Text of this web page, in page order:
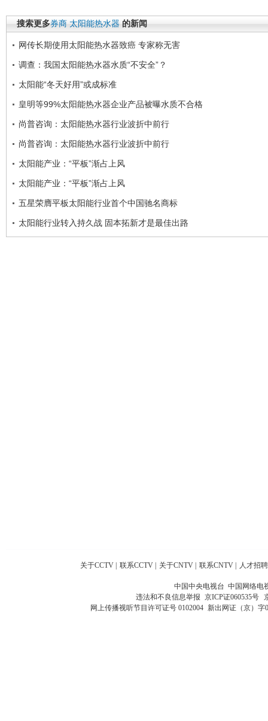
搜索更多券商 太阳能热水器 的新闻
网传长期使用太阳能热水器致癌 专家称无害
调查：我国太阳能热水器水质“不安全”？
太阳能“冬天好用”或成标准
皇明等99%太阳能热水器企业产品被曝水质不合格
尚普咨询：太阳能热水器行业波折中前行
尚普咨询：太阳能热水器行业波折中前行
太阳能产业：“平板”渐占上风
太阳能产业：“平板”渐占上风
五星荣膺平板太阳能行业首个中国驰名商标
太阳能行业转入持久战 固本拓新才是最佳出路
关于CCTV 联系CCTV 关于CNTV 联系CNTV 人才招聘
中国中央电视台 中国网络电
违法和不良信息举报 京ICP证060535号
网上传播视听节目许可证号 0102004 新出网证（京）